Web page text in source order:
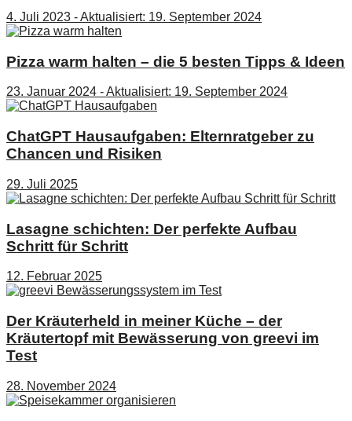
4. Juli 2023 - Aktualisiert: 19. September 2024
Pizza warm halten – die 5 besten Tipps & Ideen
23. Januar 2024 - Aktualisiert: 19. September 2024
ChatGPT Hausaufgaben: Elternratgeber zu
Chancen und Risiken
29. Juli 2025
Lasagne schichten: Der perfekte Aufbau
Schritt für Schritt
12. Februar 2025
Der Kräuterheld in meiner Küche – der
Kräutertopf mit Bewässerung von greevi im
Test
28. November 2024